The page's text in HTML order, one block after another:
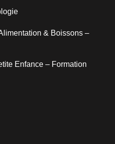
& Boissons –
Enfance – Formation